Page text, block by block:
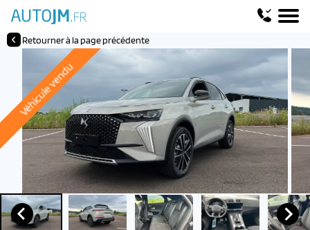
Retourner à la page précédente
Véhicule vendu